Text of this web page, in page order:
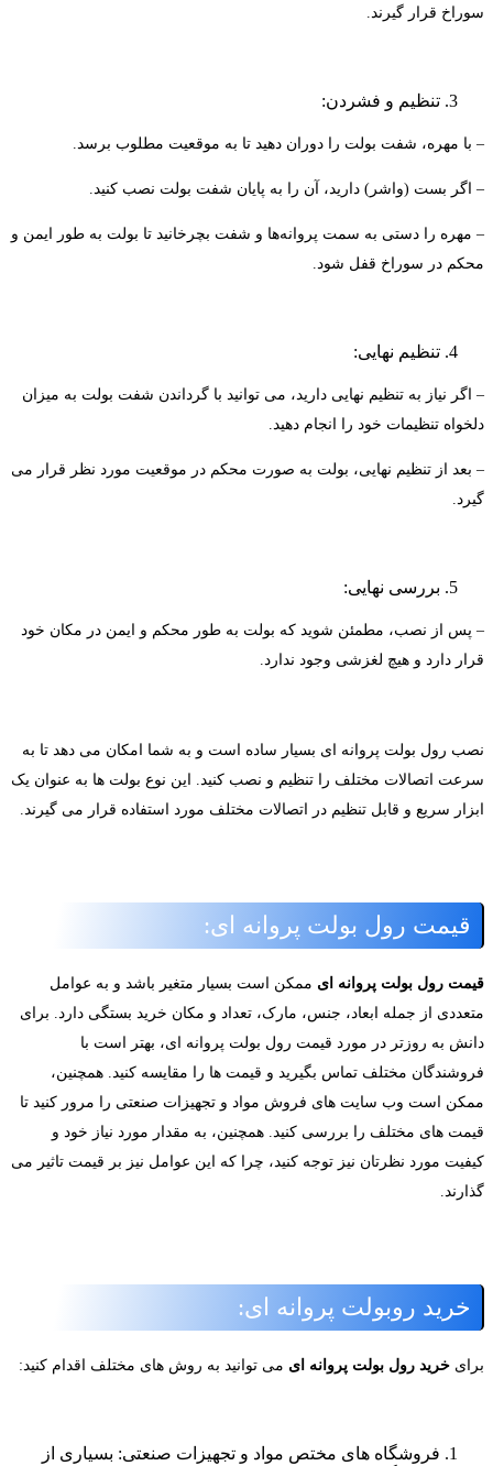
قرار گیرند.
تنظیم و فشردن:
با مهره، شفت بولت را دوران دهید تا به موقعیت مطلوب برسد.
اگر بست (واشر) دارید، آن را به پایان شفت بولت نصب کنید.
مهره را دستی به سمت پروانه‌ها و شفت بچرخانید تا بولت به طور ایمن و
در سوراخ قفل شود.
تنظیم نهایی:
اگر نیاز به تنظیم نهایی دارید، می توانید با گرداندن شفت بولت به میزان
تنظیمات خود را انجام دهید.
بعد از تنظیم نهایی، بولت به صورت محکم در موقعیت مورد نظر قرار می
بررسی نهایی:
پس از نصب، مطمئن شوید که بولت به طور محکم و ایمن در مکان خود
دارد و هیچ لغزشی وجود ندارد.
رول بولت پروانه ای بسیار ساده است و به شما امکان می دهد تا به
اتصالات مختلف را تنظیم و نصب کنید. این نوع بولت ها به عنوان یک
سریع و قابل تنظیم در اتصالات مختلف مورد استفاده قرار می گیرند.
قیمت رول بولت پروانه ای:
رول بولت پروانه ای ممکن است بسیار متغیر باشد و به عوامل
از جمله ابعاد، جنس، مارک، تعداد و مکان خرید بستگی دارد. برای
به روزتر در مورد قیمت رول بولت پروانه ای، بهتر است با
مختلف تماس بگیرید و قیمت ها را مقایسه کنید. همچنین،
است وب سایت های فروش مواد و تجهیزات صنعتی را مرور کنید تا
های مختلف را بررسی کنید. همچنین، به مقدار مورد نیاز خود و
مورد نظرتان نیز توجه کنید، چرا که این عوامل نیز بر قیمت تاثیر می
خرید روبولت پروانه ای:
خرید رول بولت پروانه ای می توانید به روش های مختلف اقدام کنید:
فروشگاه های مختص مواد و تجهیزات صنعتی: بسیاری از